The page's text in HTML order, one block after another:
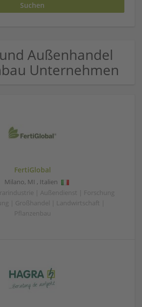
Außenhandel
Unternehmen
FertiGlobal
Milano, MI , Italien
| Außendienst | Forschung
| Großhandel | Landwirtschaft |
Pflanzenbau